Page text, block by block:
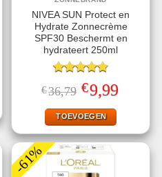
NIVEA SUN Protect en
Hydrate Zonnecrème
SPF30 Beschermt en
hydrateert 250ml
Gewaardeerd
4.78uit 5
€36,79 Oorspronkelijke
prijs
was:
€36,79.
€9,99Huidige
prijs
TOEVOEGEN
-61%